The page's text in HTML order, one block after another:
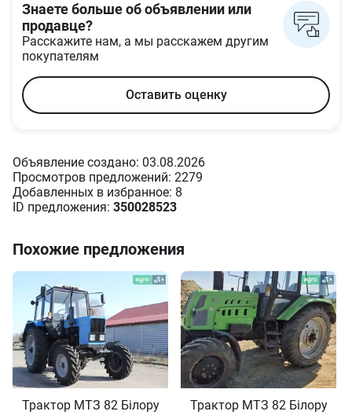
Знаете больше об объявлении или
продавце?
Расскажите нам, а мы расскажем другим
покупателям
Оставить оценку
Объявление создано: 03.08.2026
Просмотров предложений: 2279
Добавленных в избранное: 8
ID предложения: 350028523
Похожие предложения
Трактор МТЗ 82 Білорус 1994Трактор МТЗ 82 Білорус